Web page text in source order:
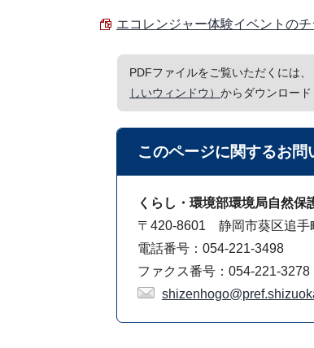
エコレンジャー体験イベントのチ
PDFファイルをご覧いただくには
しいウィンドウ） からダウンロード
このページに関するお問
くらし・環境部環境局自然保
〒420-8601 静岡市葵区追手
電話番号：054-221-3498
ファクス番号：054-221-3278